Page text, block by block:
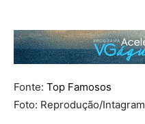
Fonte: Top Famosos
Foto: Reprodução/Intagram